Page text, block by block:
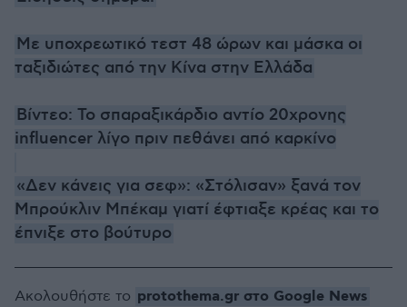
Με υποχρεωτικό τεστ 48 ώρων και μάσκα οι
ταξιδιώτες από την Κίνα στην Ελλάδα
Βίντεο: Το σπαραξικάρδιο αντίο 20χρονης
influencer λίγο πριν πεθάνει από καρκίνο
«Δεν κάνεις για σεφ»: «Στόλισαν» ξανά τον
Μπρούκλιν Μπέκαμ γιατί έφτιαξε κρέας και το
έπνιξε στο βούτυρο
Ακολουθήστε το protothema.gr στο Google News